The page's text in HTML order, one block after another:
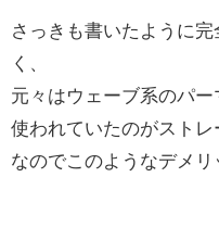
さっきも書いたように
く、
元々はウェーブ系のパ
使われていたのがストレ
なのでこのようなデメリ